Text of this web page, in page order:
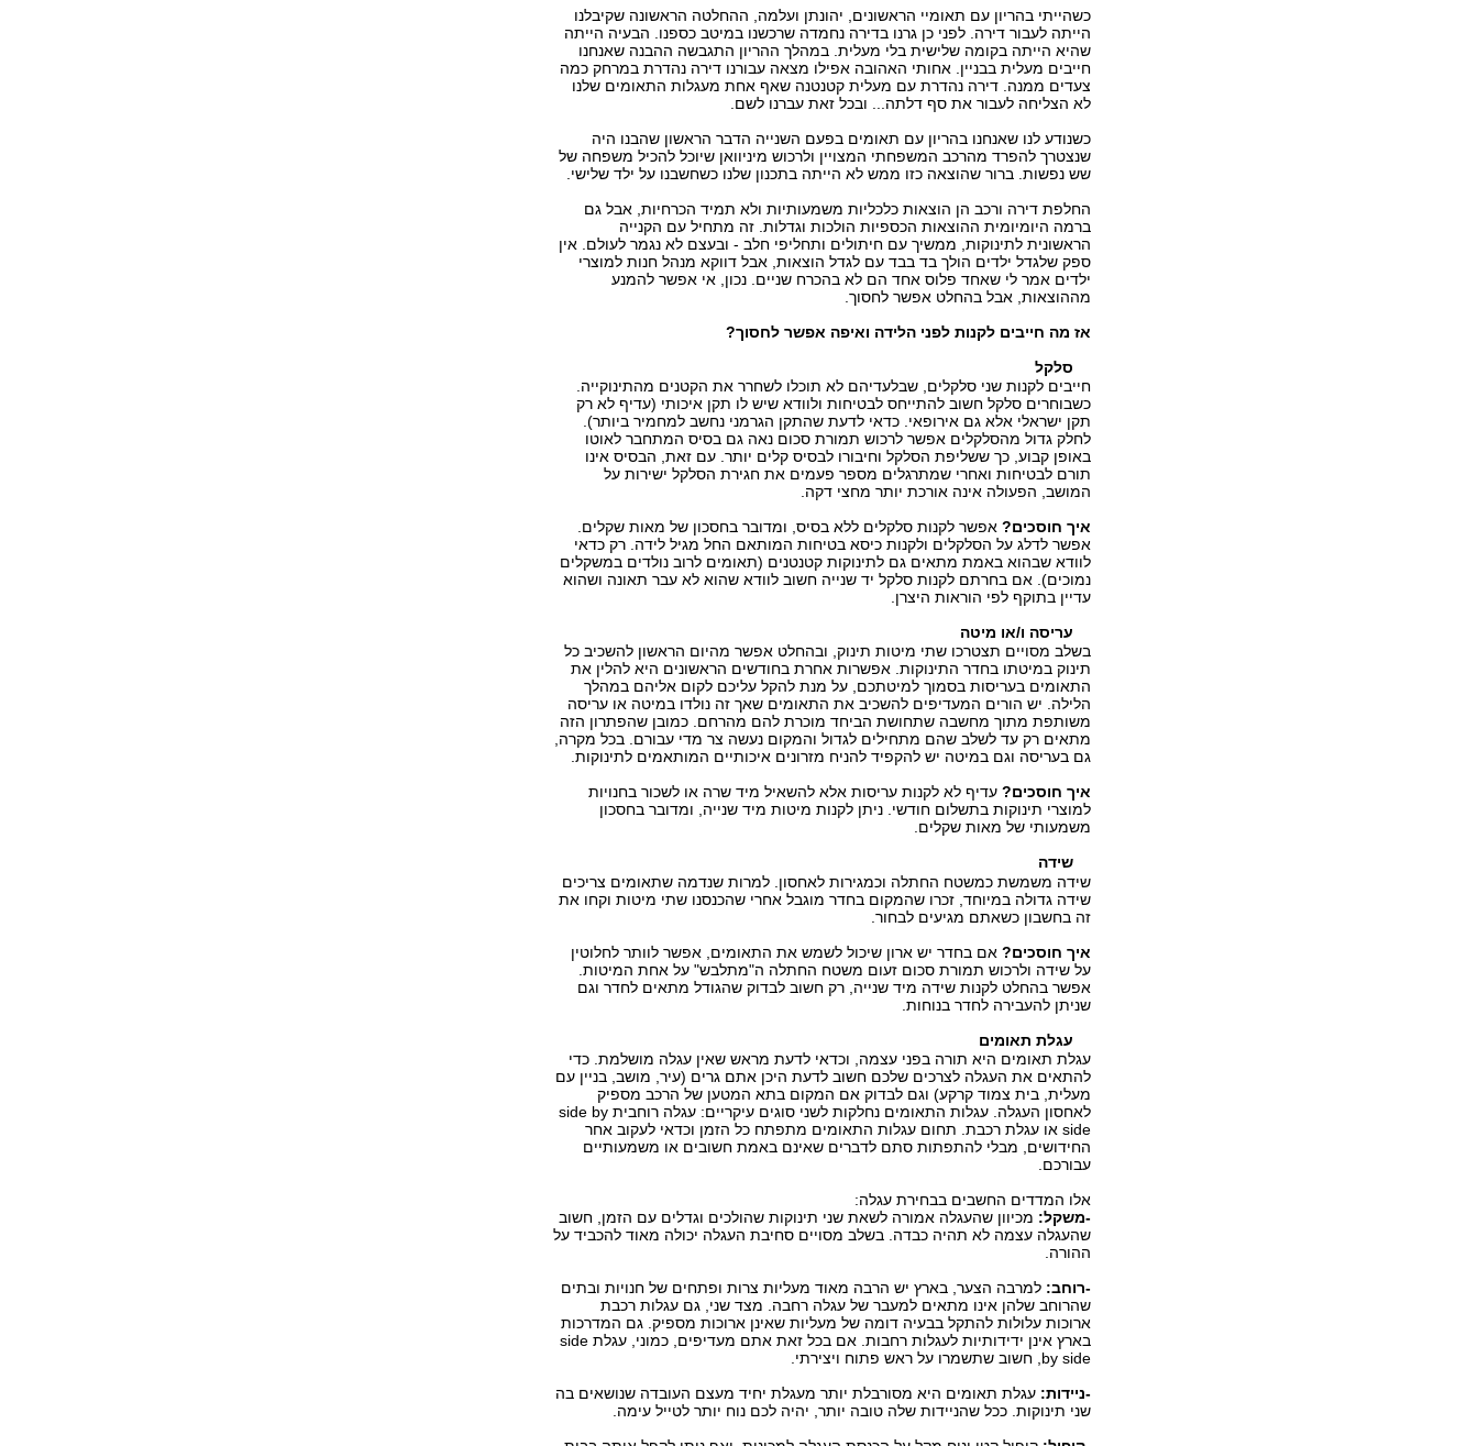
כשהייתי בהריון עם תאומיי הראשונים, יהונתן ועלמה, ההחלטה הראשונה שקיבלנו
הייתה לעבור דירה. לפני כן גרנו בדירה נחמדה שרכשנו במיטב כספנו. הבעיה הייתה
שהיא הייתה בקומה שלישית בלי מעלית. במהלך ההריון התגבשה ההבנה שאנחנו
חייבים מעלית בבניין. אחותי האהובה אפילו מצאה עבורנו דירה נהדרת במרחק כמה
צעדים ממנה. דירה נהדרת עם מעלית קטנטנה שאף אחת מעגלות התאומים שלנו
לא הצליחה לעבור את סף דלתה... ובכל זאת עברנו לשם.
כשנודע לנו שאנחנו בהריון עם תאומים בפעם השנייה הדבר הראשון שהבנו היה
שנצטרך להפרד מהרכב המשפחתי המצויין ולרכוש מיניוואן שיוכל להכיל משפחה של
שש נפשות. ברור שהוצאה כזו ממש לא הייתה בתכנון שלנו כשחשבנו על ילד שלישי.
החלפת דירה ורכב הן הוצאות כלכליות משמעותיות ולא תמיד הכרחיות, אבל גם
ברמה היומיומית ההוצאות הכספיות הולכות וגדלות. זה מתחיל עם הקנייה
הראשונית לתינוקות, ממשיך עם חיתולים ותחליפי חלב - ובעצם לא נגמר לעולם. אין
ספק שלגדל ילדים הולך בד בבד עם לגדל הוצאות, אבל דווקא מנהל חנות למוצרי
ילדים אמר לי שאחד פלוס אחד הם לא בהכרח שניים. נכון, אי אפשר להמנע
מההוצאות, אבל בהחלט אפשר לחסוך.
אז מה חייבים לקנות לפני הלידה ואיפה אפשר לחסוך?
סלקל
חייבים לקנות שני סלקלים, שבלעדיהם לא תוכלו לשחרר את הקטנים מהתינוקייה.
כשבוחרים סלקל חשוב להתייחס לבטיחות ולוודא שיש לו תקן איכותי (עדיף לא רק
תקן ישראלי אלא גם אירופאי. כדאי לדעת שהתקן הגרמני נחשב למחמיר ביותר).
לחלק גדול מהסלקלים אפשר לרכוש תמורת סכום נאה גם בסיס המתחבר לאוטו
באופן קבוע, כך ששליפת הסלקל וחיבורו לבסיס קלים יותר. עם זאת, הבסיס אינו
תורם לבטיחות ואחרי שמתרגלים מספר פעמים את חגירת הסלקל ישירות על
המושב, הפעולה אינה אורכת יותר מחצי דקה.
איך חוסכים?אפשר לקנות סלקלים ללא בסיס, ומדובר בחסכון של מאות שקלים.
אפשר לדלג על הסלקלים ולקנות כיסא בטיחות המותאם החל מגיל לידה. רק כדאי
לוודא שבהוא באמת מתאים גם לתינוקות קטנטנים (תאומים לרוב נולדים במשקלים
נמוכים). אם בחרתם לקנות סלקל יד שנייה חשוב לוודא שהוא לא עבר תאונה ושהוא
עדיין בתוקף לפי הוראות היצרן.
עריסה ו/או מיטה
בשלב מסויים תצטרכו שתי מיטות תינוק, ובהחלט אפשר מהיום הראשון להשכיב כל
תינוק במיטתו בחדר התינוקות. אפשרות אחרת בחודשים הראשונים היא להלין את
התאומים בעריסות בסמוך למיטתכם, על מנת להקל עליכם לקום אליהם במהלך
הלילה. יש הורים המעדיפים להשכיב את התאומים שאך זה נולדו במיטה או עריסה
משותפת מתוך מחשבה שתחושת הביחד מוכרת להם מהרחם. כמובן שהפתרון הזה
מתאים רק עד לשלב שהם מתחילים לגדול והמקום נעשה צר מדי עבורם. בכל מקרה,
גם בעריסה וגם במיטה יש להקפיד להניח מזרונים איכותיים המותאמים לתינוקות.
איך חוסכים? עדיף לא לקנות עריסות אלא להשאיל מיד שרה או לשכור בחנויות
למוצרי תינוקות בתשלום חודשי. ניתן לקנות מיטות מיד שנייה, ומדובר בחסכון
משמעותי של מאות שקלים.
שידה
שידה משמשת כמשטח החתלה וכמגירות לאחסון. למרות שנדמה שתאומים צריכים
שידה גדולה במיוחד, זכרו שהמקום בחדר מוגבל אחרי שהכנסנו שתי מיטות וקחו את
זה בחשבון כשאתם מגיעים לבחור.
איך חוסכים? אם בחדר יש ארון שיכול לשמש את התאומים, אפשר לוותר לחלוטין
על שידה ולרכוש תמורת סכום זעום משטח החתלה ה"מתלבש" על אחת המיטות.
אפשר בהחלט לקנות שידה מיד שנייה, רק חשוב לבדוק שהגודל מתאים לחדר וגם
שניתן להעבירה לחדר בנוחות.
עגלת תאומים
עגלת תאומים היא תורה בפני עצמה, וכדאי לדעת מראש שאין עגלה מושלמת. כדי
להתאים את העגלה לצרכים שלכם חשוב לדעת היכן אתם גרים (עיר, מושב, בניין עם
מעלית, בית צמוד קרקע) וגם לבדוק אם המקום בתא המטען של הרכב מספיק
לאחסון העגלה. עגלות התאומים נחלקות לשני סוגים עיקריים: עגלה רוחבית side by
side או עגלת רכבת. תחום עגלות התאומים מתפתח כל הזמן וכדאי לעקוב אחר
החידושים, מבלי להתפתות סתם לדברים שאינם באמת חשובים או משמעותיים
עבורכם.
אלו המדדים החשבים בבחירת עגלה:
-משקל: מכיוון שהעגלה אמורה לשאת שני תינוקות שהולכים וגדלים עם הזמן, חשוב
שהעגלה עצמה לא תהיה כבדה. בשלב מסויים סחיבת העגלה יכולה מאוד להכביד על
ההורה.
-רוחב: למרבה הצער, בארץ יש הרבה מאוד מעליות צרות ופתחים של חנויות ובתים
שהרוחב שלהן אינו מתאים למעבר של עגלה רחבה. מצד שני, גם עגלות רכבת
ארוכות עלולות להתקל בבעיה דומה של מעליות שאינן ארוכות מספיק. גם המדרכות
בארץ אינן ידידותיות לעגלות רחבות. אם בכל זאת אתם מעדיפים, כמוני, עגלת side
by side, חשוב שתשמרו על ראש פתוח ויצירתי.
-ניידות: עגלת תאומים היא מסורבלת יותר מעגלת יחיד מעצם העובדה שנושאים בה
שני תינוקות. ככל שהניידות שלה טובה יותר, יהיה לכם נוח יותר לטייל עימה.